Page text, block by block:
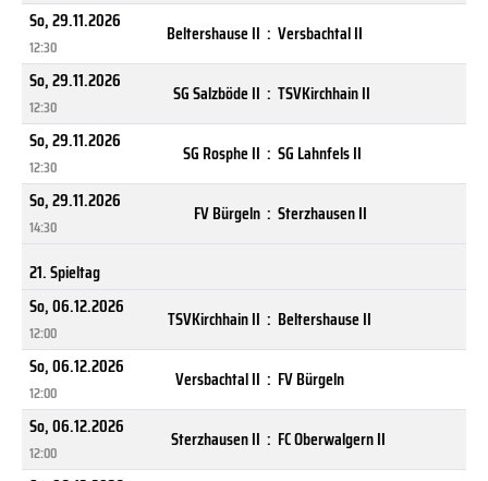
So, 29.11.2026
12:30
Beltershause II : Versbachtal II
So, 29.11.2026
12:30
SG Salzböde II : TSVKirchhain II
So, 29.11.2026
12:30
SG Rosphe II : SG Lahnfels II
So, 29.11.2026
14:30
FV Bürgeln : Sterzhausen II
21. Spieltag
So, 06.12.2026
12:00
TSVKirchhain II : Beltershause II
So, 06.12.2026
12:00
Versbachtal II : FV Bürgeln
So, 06.12.2026
12:00
Sterzhausen II : FC Oberwalgern II